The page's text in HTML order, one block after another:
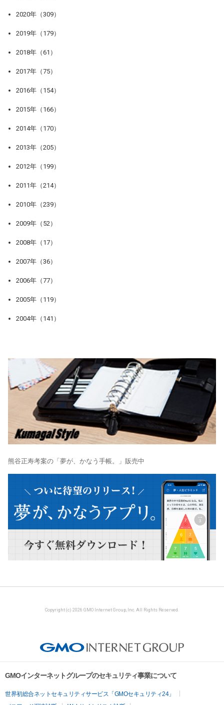
2020年（309）
2019年（179）
2018年（61）
2017年（75）
2016年（154）
2015年（166）
2014年（170）
2013年（205）
2012年（199）
2011年（214）
2010年（239）
2009年（52）
2008年（17）
2007年（36）
2006年（77）
2005年（119）
2004年（141）
熊谷正寿考案の「夢が、かなう手帳。」販売中
Copyright (c) 2026 GMO Internet Group, Inc. All Rights Reserved.
GMOインターネットグループのセキュリティ事業について
世界初総合ネットセキュリティサービス「GMOセキュリティ24」